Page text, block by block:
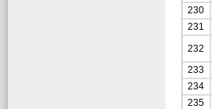
230
231
232
233
234
235